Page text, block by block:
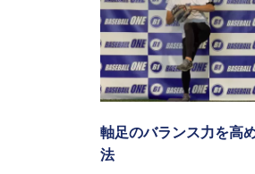
軸足のバランス力を高
法